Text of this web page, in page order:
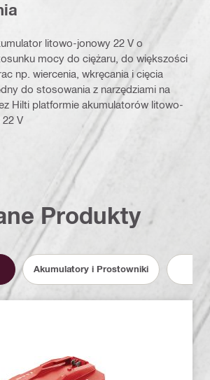
litowo-jonowy 22 V o
mocy do ciężaru, do większości
np. wiercenia, wkręcania i cięcia
do stosowania z narzędziami na
Hilti platformie akumulatorów litowo-
V
Produkty
Akumulatory i Prostowniki